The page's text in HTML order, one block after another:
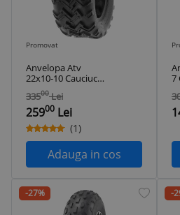
Promovat
Anvelopa Atv
22x10-10 Cauciuc
22x10x10 Tubeless
33500 Lei
25900 Lei
(1)
Adauga in cos
7
-27% -